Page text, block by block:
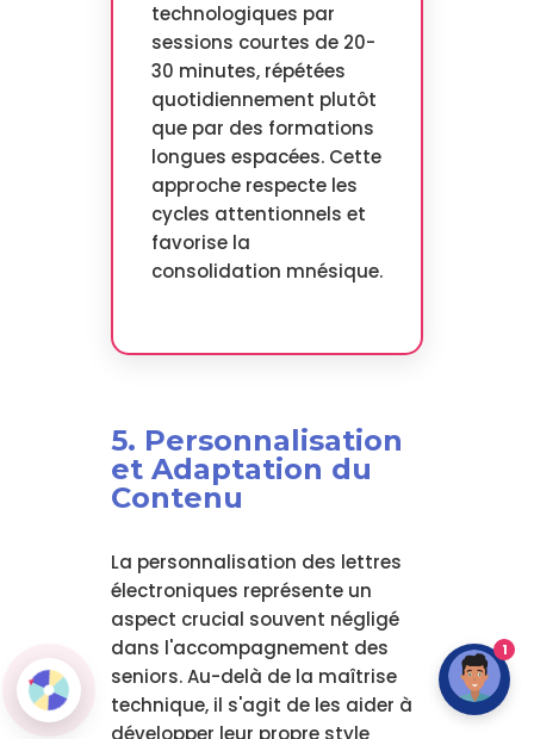
technologiques par
sessions courtes de 20-
30 minutes, répétées
quotidiennement plutôt
que par des formations
longues espacées. Cette
approche respecte les
cycles attentionnels et
favorise la
consolidation mnésique.
5. Personnalisation
et Adaptation du
Contenu
La personnalisation des lettres
électroniques représente un
aspect crucial souvent négligé
dans l'accompagnement des
seniors. Au-delà de la maîtrise
technique, il s'agit de les aider à
1